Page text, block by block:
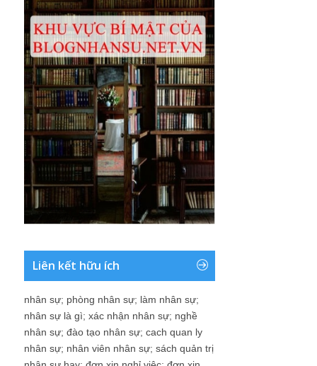
Liên kết hữu ích
nhân sự; phòng nhân sự; làm nhân sự;
nhân sự là gì; xác nhận nhân sự; nghề
nhân sự; đào tạo nhân sự; cach quan ly
nhân sự; nhân viên nhân sự; sách quản trị